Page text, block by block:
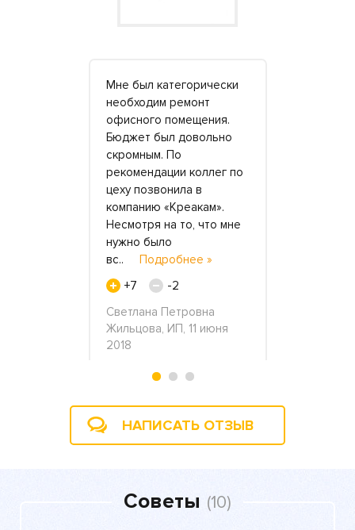
Мне был категорически
необходим ремонт
офисного помещения.
Бюджет был довольно
скромным. По
рекомендации коллег по
цеху позвонила в
компанию «Креакам».
Несмотря на то, что мне
нужно было
вс.. Подробнее »
+7
-2
Светлана Петровна
Жильцова, ИП, 11 июня
2018
НАПИСАТЬ ОТЗЫВ
Советы (10)